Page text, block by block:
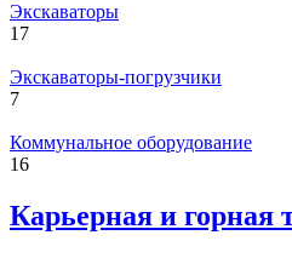
Экскаваторы
17
Экскаваторы-погрузчики
7
Коммунальное оборудование
16
Карьерная и горная